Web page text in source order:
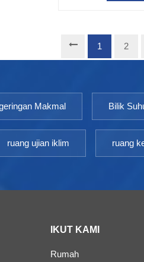
1 2
Makmal Bilik
ruang ujian iklim ruang
IKUT KAMI
Rumah